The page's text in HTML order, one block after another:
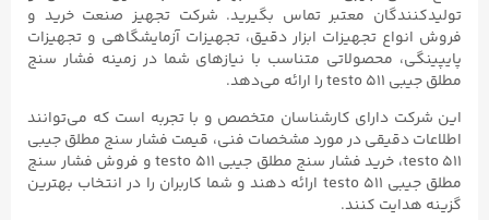
تولیدکنندگان معتبر تماس بگیرید. شرکت تجهیز صنعت خرید و
فروش انواع تجهیزات ابزار دقیق، تجهیزات آزمایشگاهی و تجهیزات
پایپینگی، محصولاتی متناسب با نیازهای شما در زمینه فشار سنج
مطلق جیبی testo ۵۱۱ را ارائه می‌دهد.
این شرکت دارای کارشناسان متخصص و با تجربه است که می‌توانند
اطلاعات دقیقی در مورد مشخصات فنی، قیمت فشار سنج مطلق جیبی
testo ۵۱۱، خرید فشار سنج مطلق جیبی testo ۵۱۱ و فروش فشار سنج
مطلق جیبی testo ۵۱۱ ارائه دهند و شما کاربران را در انتخاب بهترین
گزینه هدایت کنند.